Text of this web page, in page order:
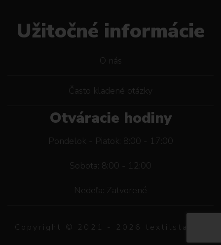
Užitočné informácie
O nás
Často kladené otázky
Otváracie hodiny
Pondelok - Piatok: 8:00 - 17:00
Sobota: 8:00 - 12:00
Nedeľa: Zatvorené
Copyright © 2021 - 2026 textilstar.sk